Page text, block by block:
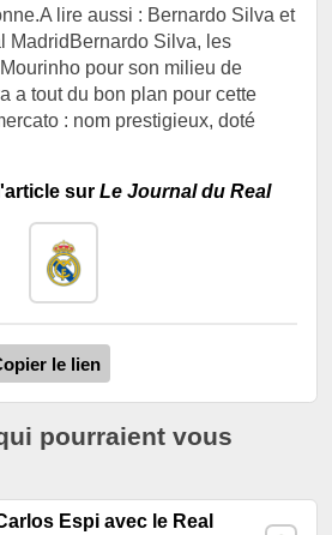
lire aussi : Bernardo Silva et
MadridBernardo Silva, les
pour son milieu de
a tout du bon plan pour cette
: nom prestigieux, doté
sur Le Journal du Real
le lien
pourraient vous
Espi avec le Real